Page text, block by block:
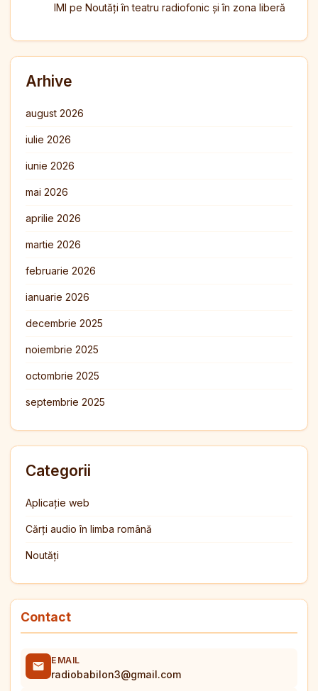
IMI pe Noutăți în teatru radiofonic și în zona liberă
Arhive
august 2026
iulie 2026
iunie 2026
mai 2026
aprilie 2026
martie 2026
februarie 2026
ianuarie 2026
decembrie 2025
noiembrie 2025
octombrie 2025
septembrie 2025
Categorii
Aplicație web
Cărți audio în limba română
Noutăți
Contact
EMAIL
radiobabilon3@gmail.com